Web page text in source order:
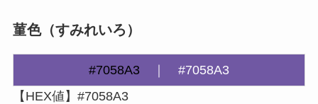
菫色（すみれいろ）
#7058A3｜ #7058A3
【HEX値】#7058A3